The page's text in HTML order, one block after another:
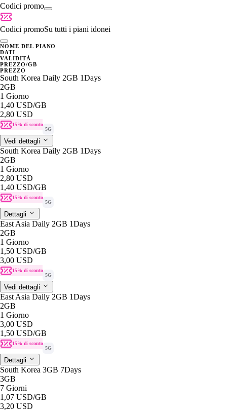
Codici promo
Codici promoSu tutti i piani idonei
NOME DEL PIANO
DATI
VALIDITÀ
PREZZO/GB
PREZZO
South Korea Daily 2GB 1Days
2GB
1 Giorno
1,40 USD/GB
2,80 USD
15% di sconto
5G
Vedi dettagli
South Korea Daily 2GB 1Days
2GB
1 Giorno
2,80 USD
1,40 USD/GB
15% di sconto
5G
Dettagli
East Asia Daily 2GB 1Days
2GB
1 Giorno
1,50 USD/GB
3,00 USD
15% di sconto
5G
Vedi dettagli
East Asia Daily 2GB 1Days
2GB
1 Giorno
3,00 USD
1,50 USD/GB
15% di sconto
5G
Dettagli
South Korea 3GB 7Days
3GB
7 Giorni
1,07 USD/GB
3,20 USD